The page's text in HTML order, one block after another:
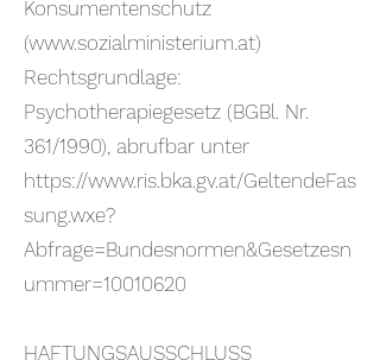
Konsumentenschutz
(www.sozialministerium.at)
Rechtsgrundlage:
Psychotherapiegesetz (BGBl. Nr.
361/1990), abrufbar unter
https://www.ris.bka.gv.at/GeltendeFas
sung.wxe?
Abfrage=Bundesnormen&Gesetzesn
ummer=10010620
HAFTUNGSAUSSCHLUSS